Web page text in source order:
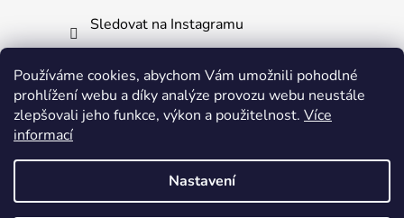
Používáme cookies, abychom Vám umožnili pohodlné
prohlížení webu a díky analýze provozu webu neustále
zlepšovali jeho funkce, výkon a použitelnost. Více
informací
Nastavení
Sledovat na Instagramu
Informace pro vás
Obchodní podmínky